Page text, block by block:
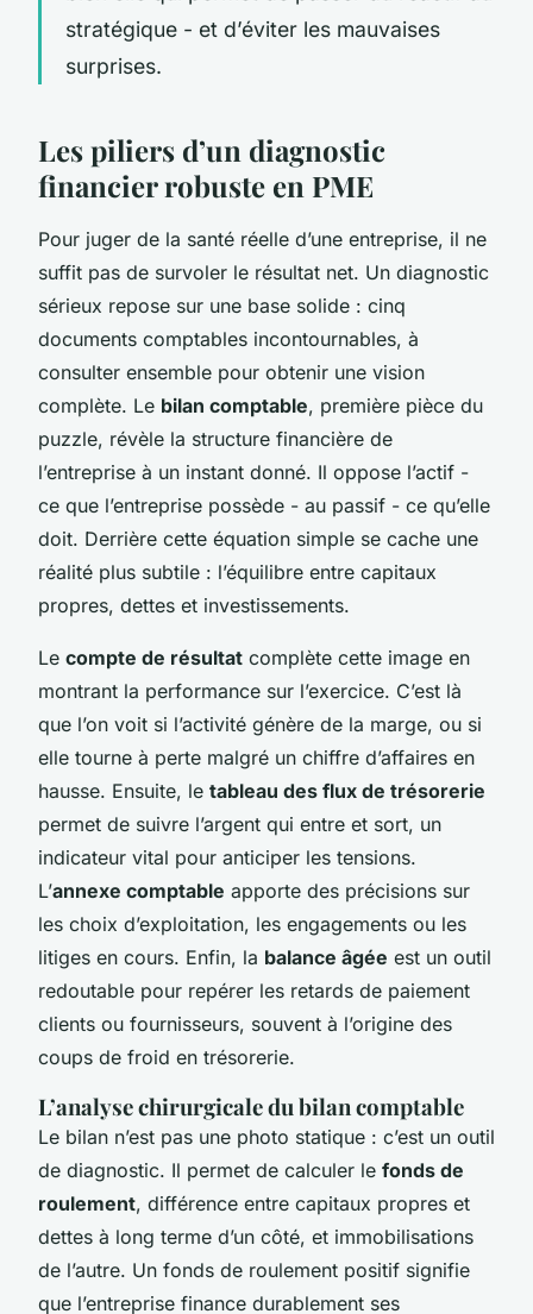
stratégique - et d’éviter les mauvaises
surprises.
Les piliers d’un diagnostic
financier robuste en PME
Pour juger de la santé réelle d’une entreprise, il ne
suffit pas de survoler le résultat net. Un diagnostic
sérieux repose sur une base solide : cinq
documents comptables incontournables, à
consulter ensemble pour obtenir une vision
complète. Le bilan comptable, première pièce du
puzzle, révèle la structure financière de
l’entreprise à un instant donné. Il oppose l’actif -
ce que l’entreprise possède - au passif - ce qu’elle
doit. Derrière cette équation simple se cache une
réalité plus subtile : l’équilibre entre capitaux
propres, dettes et investissements.
Le compte de résultat complète cette image en
montrant la performance sur l’exercice. C’est là
que l’on voit si l’activité génère de la marge, ou si
elle tourne à perte malgré un chiffre d’affaires en
hausse. Ensuite, le tableau des flux de trésorerie
permet de suivre l’argent qui entre et sort, un
indicateur vital pour anticiper les tensions.
L’annexe comptable apporte des précisions sur
les choix d’exploitation, les engagements ou les
litiges en cours. Enfin, la balance âgée est un outil
redoutable pour repérer les retards de paiement
clients ou fournisseurs, souvent à l’origine des
coups de froid en trésorerie.
L’analyse chirurgicale du bilan comptable
Le bilan n’est pas une photo statique : c’est un outil
de diagnostic. Il permet de calculer le fonds de
roulement, différence entre capitaux propres et
dettes à long terme d’un côté, et immobilisations
de l’autre. Un fonds de roulement positif signifie
que l’entreprise finance durablement ses